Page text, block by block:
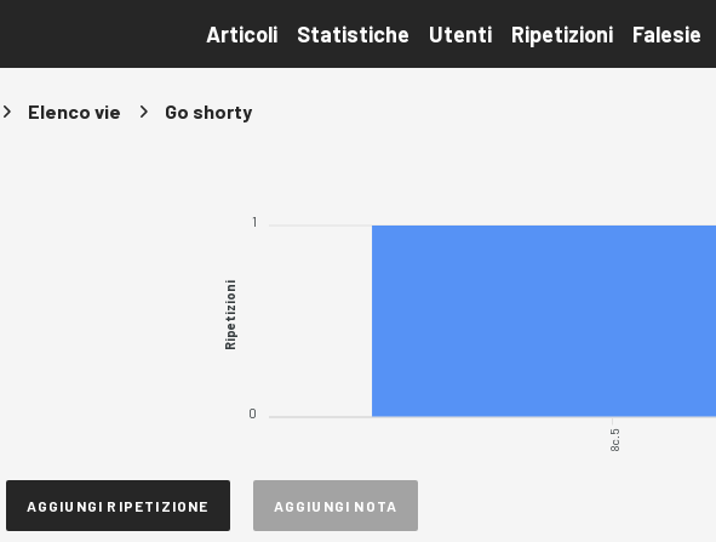
Articoli Statistiche Utenti Ripetizioni Falesie
Elenco vie Go shorty
1
0
Ripetizioni
8c.5
AGGIUNGI RIPETIZIONE AGGIUNGI NOTA